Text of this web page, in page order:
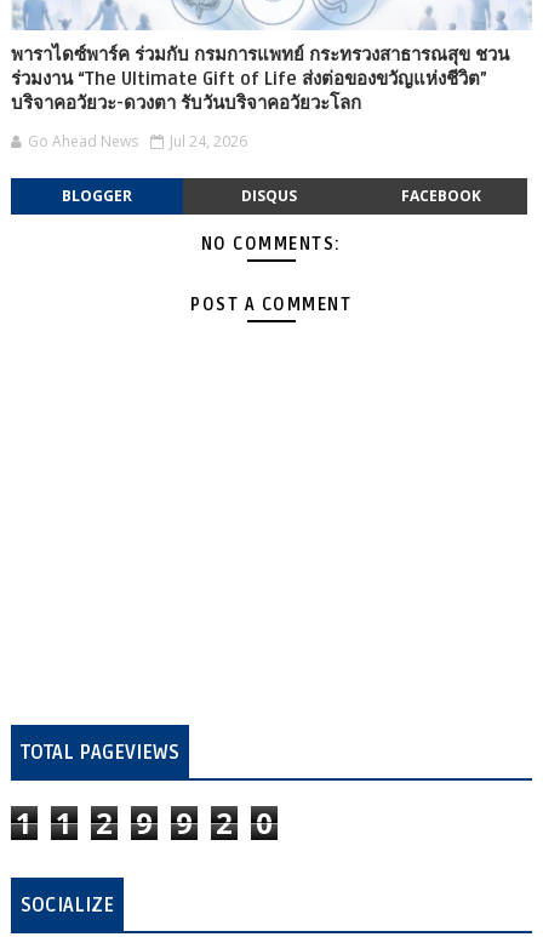
พาราไดซ์พาร์ค ร่วมกับ กรมการแพทย์ กระทรวงสาธารณสุข ชวน
ร่วมงาน “The Ultimate Gift of Life ส่งต่อของขวัญแห่งชีวิต”
บริจาคอวัยวะ-ดวงตา รับวันบริจาคอวัยวะโลก
Go Ahead News Jul 24, 2026
BLOGGER DISQUS FACEBOOK
NO COMMENTS:
POST A COMMENT
TOTAL PAGEVIEWS
1 1 2 9 9 2 0
SOCIALIZE